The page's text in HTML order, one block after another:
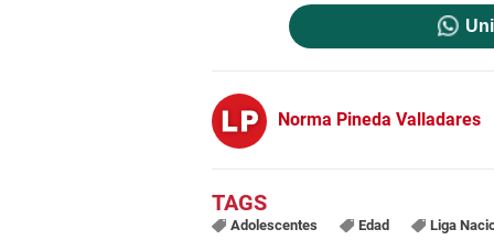
Norma Pineda Valladares
Adolescentes Edad Liga